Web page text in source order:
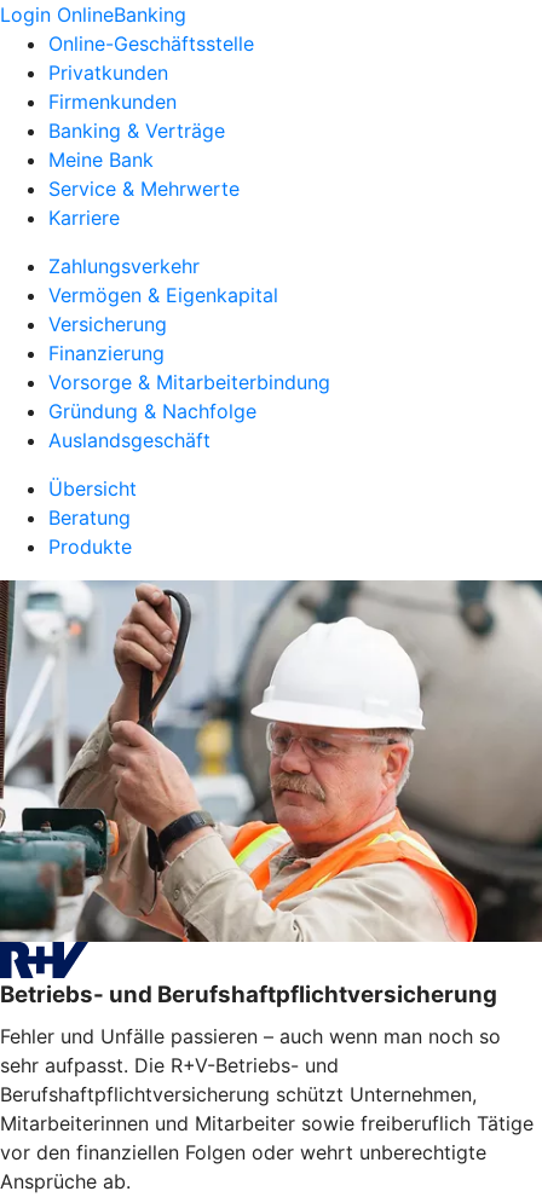
Login OnlineBanking
Online-Geschäftsstelle
Privatkunden
Firmenkunden
Banking & Verträge
Meine Bank
Service & Mehrwerte
Karriere
Zahlungsverkehr
Vermögen & Eigenkapital
Versicherung
Finanzierung
Vorsorge & Mitarbeiterbindung
Gründung & Nachfolge
Auslandsgeschäft
Übersicht
Beratung
Produkte
Betriebs- und Berufshaftpflichtversicherung
Fehler und Unfälle passieren – auch wenn man noch so
sehr aufpasst. Die R+V-Betriebs- und
Berufshaftpflichtversicherung schützt Unternehmen,
Mitarbeiterinnen und Mitarbeiter sowie freiberuflich Tätige
vor den finanziellen Folgen oder wehrt unberechtigte
Ansprüche ab.